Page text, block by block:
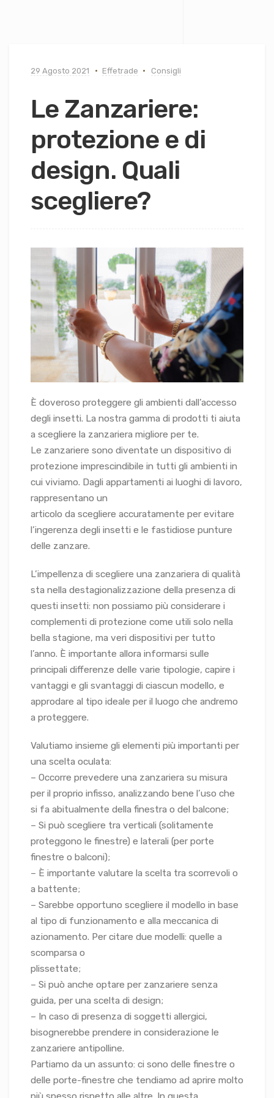
29 Agosto 2021 Effetrade Consigli
Le Zanzariere:
protezione e di
design. Quali
scegliere?
È doveroso proteggere gli ambienti dall’accesso
degli insetti. La nostra gamma di prodotti ti aiuta
a scegliere la zanzariera migliore per te.
Le zanzariere sono diventate un dispositivo di
protezione imprescindibile in tutti gli ambienti in
cui viviamo. Dagli appartamenti ai luoghi di lavoro,
rappresentano un
articolo da scegliere accuratamente per evitare
l’ingerenza degli insetti e le fastidiose punture
delle zanzare.
L’impellenza di scegliere una zanzariera di qualità
sta nella destagionalizzazione della presenza di
questi insetti: non possiamo più considerare i
complementi di protezione come utili solo nella
bella stagione, ma veri dispositivi per tutto
l’anno. È importante allora informarsi sulle
principali differenze delle varie tipologie, capire i
vantaggi e gli svantaggi di ciascun modello, e
approdare al tipo ideale per il luogo che andremo
a proteggere.
Valutiamo insieme gli elementi più importanti per
una scelta oculata:
– Occorre prevedere una zanzariera su misura
per il proprio infisso, analizzando bene l’uso che
si fa abitualmente della finestra o del balcone;
– Si può scegliere tra verticali (solitamente
proteggono le finestre) e laterali (per porte
finestre o balconi);
– È importante valutare la scelta tra scorrevoli o
a battente;
– Sarebbe opportuno scegliere il modello in base
al tipo di funzionamento e alla meccanica di
azionamento. Per citare due modelli: quelle a
scomparsa o
plissettate;
– Si può anche optare per zanzariere senza
guida, per una scelta di design;
– In caso di presenza di soggetti allergici,
bisognerebbe prendere in considerazione le
zanzariere antipolline.
Partiamo da un assunto: ci sono delle finestre o
delle porte-finestre che tendiamo ad aprire molto